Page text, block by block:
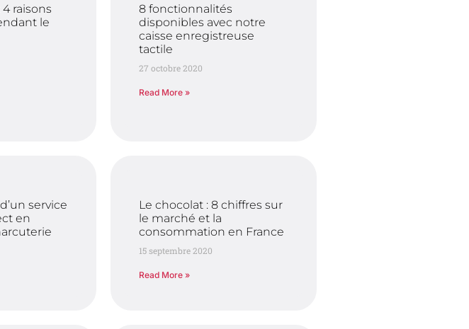
4 raisons
le
8 fonctionnalités
disponibles avec notre
caisse enregistreuse
tactile
27 octobre 2020
Read More »
service
en
Le chocolat : 8 chiffres sur
le marché et la
consommation en France
15 septembre 2020
Read More »